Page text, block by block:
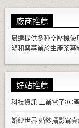
廠商推薦
晨達提供多種空壓機使
鴻和興專業於生產茶葉
好站推薦
科技資訊 工業電子3C
婚紗世界 婚紗攝影寫真